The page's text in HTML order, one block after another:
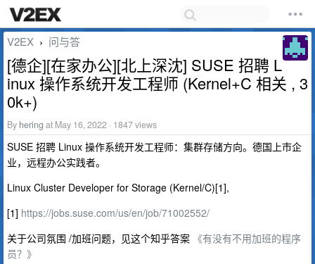
V2EX › 问与答
[德企][在家办公][北上深沈] SUSE 招聘 L
inux 操作系统开发工程师 (Kernel+C 相关 , 3
0k+)
By hering at May 16, 2022 · 1847 views
SUSE 招聘 Linux 操作系统开发工程师：集群存储方向。德国上市企
业，远程办公实践者。
Linux Cluster Developer for Storage (Kernel/C)[1],
[1] https://jobs.suse.com/us/en/job/71002552/
关于公司氛围 /加班问题，见这个知乎答案 《有没有不用加班的程序
员？》